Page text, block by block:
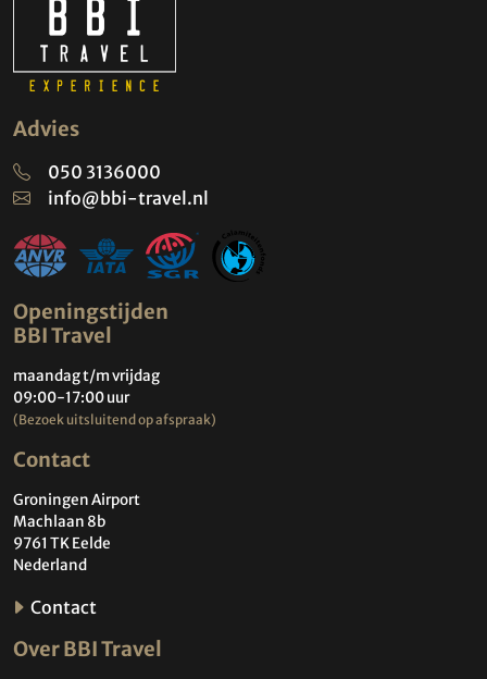
Advies
050 3136000
info@bbi-travel.nl
Openingstijden
BBI Travel
maandag t/m vrijdag
09:00-17:00 uur
(Bezoek uitsluitend op afspraak)
Contact
Groningen Airport
Machlaan 8b
9761 TK Eelde
Nederland
Contact
Over BBI Travel